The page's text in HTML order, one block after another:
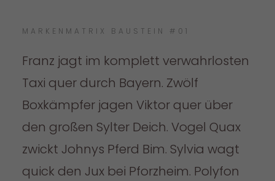
MARKENMATRIX BAUSTEIN #01
Franz jagt im komplett verwahrlosten
Taxi quer durch Bayern. Zwölf
Boxkämpfer jagen Viktor quer über
den großen Sylter Deich. Vogel Quax
zwickt Johnys Pferd Bim. Sylvia wagt
quick den Jux bei Pforzheim. Polyfon